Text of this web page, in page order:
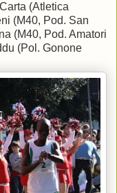
(Atletica
(M40, Pod. San
(M40, Pod. Amatori
(Pol. Gonone